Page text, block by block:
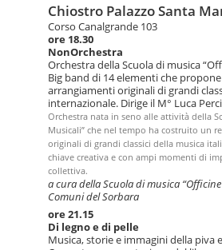
Chiostro Palazzo Santa
Corso Canalgrande 103
ore 18.30
NonOrchestra
Orchestra della Scuola di musica
Big band di 14 elementi che
arrangiamenti originali di grandi
internazionale. Dirige il M° Luca
Orchestra nata in seno alle attività della
Musicali” che nel tempo ha costruito un
originali di grandi classici della musica
chiave creativa e con ampi momenti di
collettiva.
a cura della Scuola di musica
Comuni del Sorbara
ore 21.15
Di legno e di pelle
Musica, storie e immagini della piva